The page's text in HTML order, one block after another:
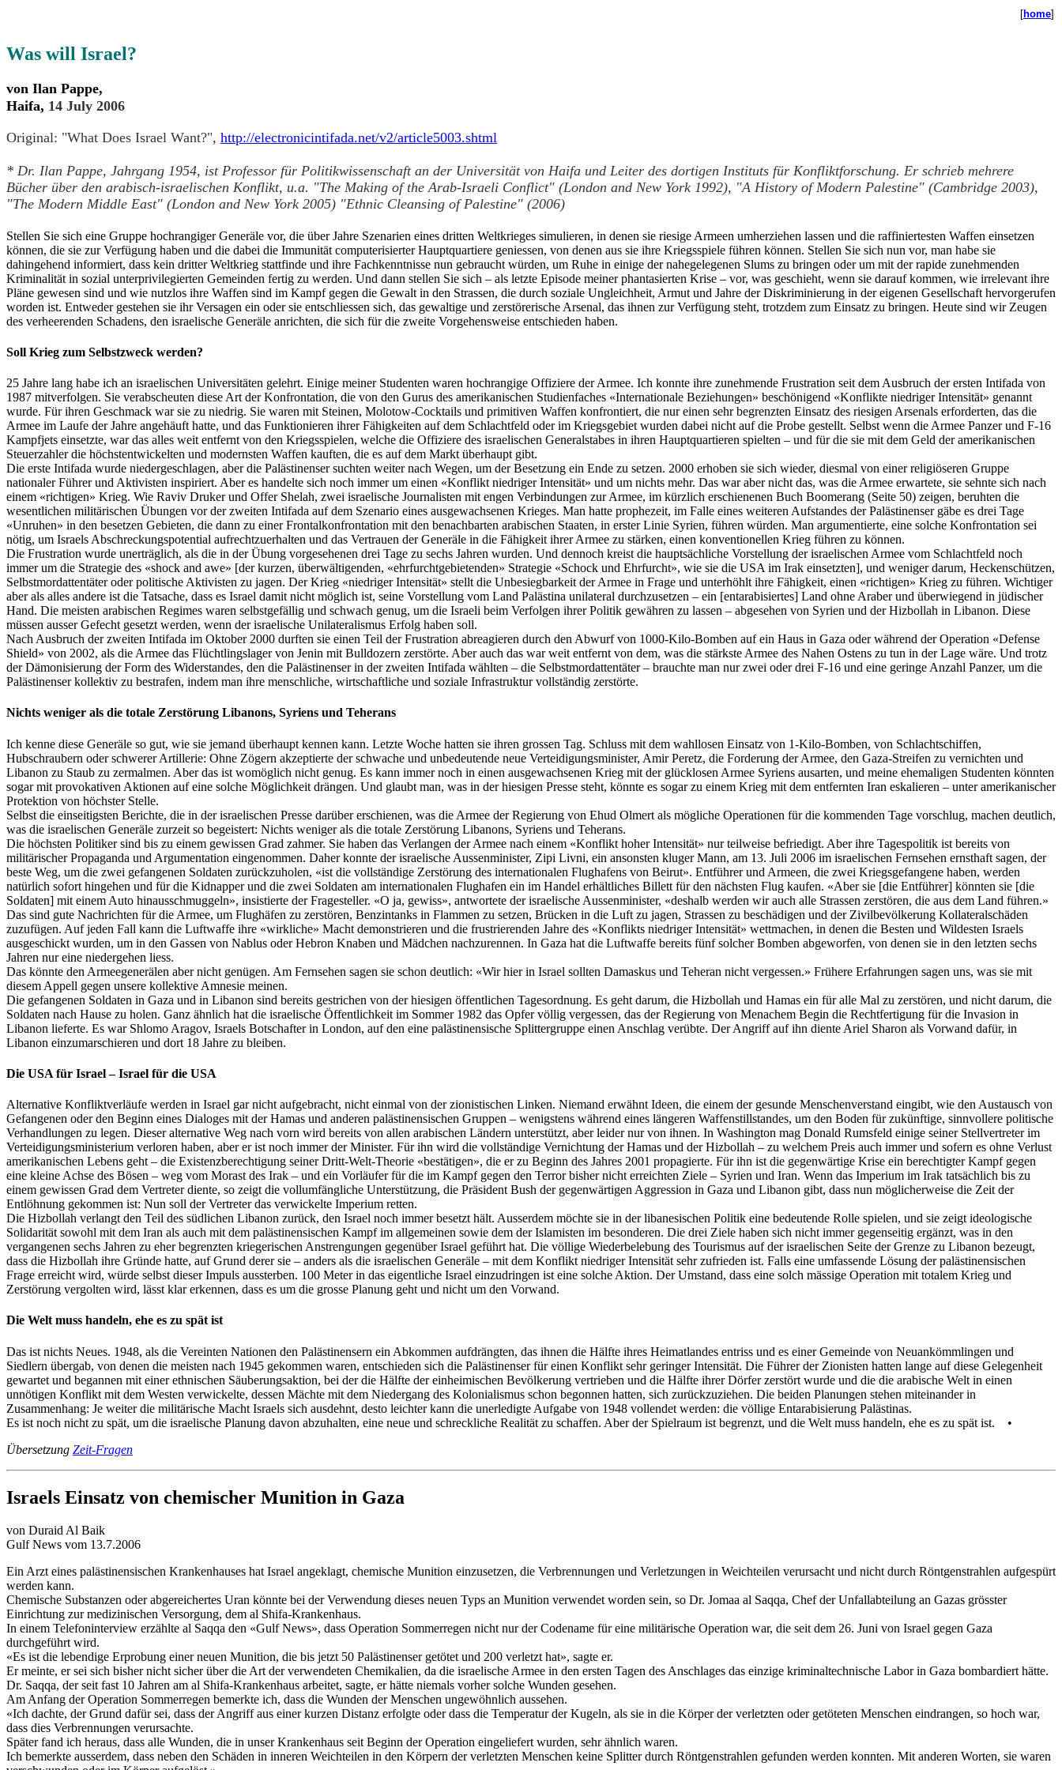
[home]
Was will Israel?
von Ilan Pappe,
Haifa, 14 July 2006
Original: "What Does Israel Want?", http://electronicintifada.net/v2/article5003.shtml
* Dr. Ilan Pappe, Jahrgang 1954, ist Professor für Politikwissenschaft an der Universität von Haifa und Leiter des dortigen Instituts für Konfliktforschung. Er schrieb mehrere
Bücher über den arabisch-israelischen Konflikt, u.a. "The Making of the Arab-Israeli Conflict" (London and New York 1992), "A History of Modern Palestine" (Cambridge 2003),
"The Modern Middle East" (London and New York 2005) "Ethnic Cleansing of Palestine" (2006)
Stellen Sie sich eine Gruppe hochrangiger Generäle vor, die über Jahre Szenarien eines dritten Weltkrieges simulieren, in denen sie riesige Armeen umherziehen lassen und die raffiniertesten Waffen einsetzen
können, die sie zur Verfügung haben und die dabei die Immunität computerisierter Hauptquartiere geniessen, von denen aus sie ihre Kriegsspiele führen können. Stellen Sie sich nun vor, man habe sie
dahingehend informiert, dass kein dritter Weltkrieg stattfinde und ihre Fachkenntnisse nun gebraucht würden, um Ruhe in einige dernahegelegenen Slums zu bringen oder um mit der rapide zunehmenden
Kriminalität in sozial unterprivilegierten Gemeinden fertig zu werden. Und dann stellen Sie sich – als letzte Episode meiner phantasierten Krise – vor, was geschieht, wenn sie darauf kommen, wie irrelevant ihre
Pläne gewesen sind und wie nutzlos ihre Waffen sind im Kampf gegen die Gewalt in den Strassen, die durch soziale Ungleichheit, Armut und Jahre der Diskriminierung in der eigenen Gesellschaft hervorgerufen
worden ist. Entweder gestehen sie ihr Versagen ein oder sie entschliessen sich, das gewaltige und zerstörerische Arsenal, das ihnen zur Verfügung steht, trotzdem zum Einsatz zu bringen. Heute sind wir Zeugen
des verheerenden Schadens, den israelische Generäle anrichten, die sich für die zweite Vorgehensweise entschieden haben.
Soll Krieg zum Selbstzweck werden?
25 Jahre lang habe ich an israelischen Universitäten gelehrt. Einige meiner Studenten waren hochrangige Offiziere der Armee. Ich konnte ihre zunehmende Frustration seit dem Ausbruch der ersten Intifada von
1987 mitverfolgen. Sie verabscheuten diese Art der Konfrontation, die von den Gurus des amerikanischen Studienfaches «Internationale Beziehungen» beschönigend «Konflikte niedriger Intensität» genannt
wurde. Für ihren Geschmack war sie zu niedrig. Sie waren mit Steinen, Molotow-Cocktails und primitiven Waffen konfrontiert, die nur einen sehr begrenzten Einsatz des riesigen Arsenals erforderten, das die
Armee im Laufe der Jahre angehäuft hatte, und das Funktionieren ihrer Fähigkeiten auf dem Schlachtfeld oder im Kriegsgebiet wurden dabei nicht auf die Probe gestellt. Selbst wenn die Armee Panzer und F-16
Kampfjets einsetzte, war das alles weit entfernt von den Kriegsspielen, welche die Offiziere des israelischen Generalstabes in ihren Hauptquartieren spielten – und für die sie mit dem Geld der amerikanischen
Steuerzahler die höchstentwickelten und modernsten Waffen kauften, die es auf dem Markt überhaupt gibt.
Die erste Intifada wurde niedergeschlagen, aber die Palästinenser suchten weiter nach Wegen, um der Besetzung ein Ende zu setzen. 2000 erhoben sie sich wieder, diesmal von einer religiöseren Gruppe
nationaler Führer und Aktivisten inspiriert. Aber es handelte sich noch immer um einen «Konflikt niedriger Intensität» und um nichts mehr. Das war aber nicht das, was die Armee erwartete, sie sehnte sich nach
einem «richtigen» Krieg. Wie Raviv Drukerund Offer Shelah, zwei israelische Journalisten mit engen Verbindungen zur Armee, im kürzlich erschienenen Buch Boomerang (Seite 50) zeigen, beruhten die
wesentlichen militärischen Übungen vor der zweiten Intifada auf dem Szenario eines ausgewachsenen Krieges. Man hatte prophezeit, im Falle eines weiteren Aufstandes der Palästinenser gäbe es drei Tage
«Unruhen» in den besetzen Gebieten, die dann zu einer Frontalkonfrontation mit den benachbarten arabischen Staaten, in erster Linie Syrien, führen würden. Man argumentierte, eine solche Konfrontation sei
nötig, um Israels Abschreckungspotential aufrechtzuerhalten und das Vertrauen der Generäle in die Fähigkeit ihrer Armee zu stärken, einen konventionellen Krieg führen zu können.
Die Frustration wurde unerträglich, als die in der Übung vorgesehenen drei Tage zu sechs Jahren wurden. Und dennoch kreist die hauptsächliche Vorstellung der israelischen Armee vom Schlachtfeld noch
immer um die Strategie des «shock and awe» [der kurzen, überwältigenden, «ehrfurchtgebietenden» Strategie «Schock und Ehrfurcht», wie sie die USA im Irak einsetzten], und weniger darum, Heckenschützen,
Selbstmordattentäter oder politische Aktivisten zu jagen. Der Krieg «niedriger Intensität» stellt die Unbesiegbarkeit der Armee in Frage und unterhöhlt ihre Fähigkeit, einen «richtigen» Krieg zu führen. Wichtiger
aber als alles andere ist die Tatsache, dass es Israel damit nicht möglich ist, seine Vorstellung vom Land Palästina unilateral durchzusetzen – ein [entarabisiertes] Land ohne Araber und überwiegend in jüdischer
Hand. Die meisten arabischen Regimes waren selbstgefällig und schwach genug, um die Israeli beim Verfolgen ihrer Politik gewähren zu lassen – abgesehen von Syrien und derHizbollah in Libanon. Diese
müssen ausserGefecht gesetzt werden, wenn der israelische Unilateralismus Erfolg haben soll.
Nach Ausbruch der zweiten Intifada im Oktober 2000 durften sie einen Teil der Frustration abreagieren durch den Abwurf von 1000-Kilo-Bomben auf ein Haus in Gaza oder während der Operation «Defense
Shield» von 2002, als die Armee das Flüchtlingslager von Jenin mit Bulldozern zerstörte. Aber auch das war weit entfernt von dem, was die stärkste Armee des Nahen Ostens zu tun in der Lage wäre. Und trotz
der Dämonisierung der Form des Widerstandes, den die Palästinenser in der zweiten Intifada wählten – die Selbstmord­attentäter – brauchte man nur zwei oder drei F-16 und eine geringe Anzahl Panzer, um die
Palästinenser kollektiv zu bestrafen, indem man ihre menschliche, wirtschaftliche und soziale Infrastruktur vollständig zerstörte.
Nichts weniger als die totale Zerstörung Libanons, Syriens und Teherans
Ich kenne diese Generäle so gut, wie sie jemand überhaupt kennen kann. Letzte Woche hatten sie ihren grossen Tag. Schluss mit dem wahllosen Einsatz von 1-Kilo-Bomben, von Schlachtschiffen,
Hubschraubern oder schwerer Artillerie: Ohne Zögern akzeptierte der schwache und unbedeutende neue Verteidigungsminister, AmirPeretz, die Forderung der Armee, den Gaza-Streifen zu vernichten und
Libanon zu Staub zu zermalmen. Aber das ist womöglich nicht genug. Es kann immer noch in einen ausgewachsenen Krieg mit der glücklosen Armee Syriens ausarten, und meine ehemaligen Studenten könnten
sogar mit provokativen Aktionen auf eine solche Möglichkeit drängen. Und glaubt man, was in der hiesigen Presse steht, könnte es sogar zu einem Krieg mit dem entfernten Iran eskalieren – unter amerikanischer
Protektion von höchster Stelle.
Selbst die einseitigsten Berichte, die in der israelischen Presse darüber erschienen, was die Armee der Regierung von Ehud Olmert als mögliche Operationen für die kommenden Tage vorschlug, machen deutlich,
was die israelischen Generäle zurzeit so begeistert: Nichts weniger als die totale Zerstörung Libanons, Syriens und Teherans.
Die höchsten Politiker sind bis zu einem gewissen Grad zahmer. Sie haben das Verlangen der Armee nach einem «Konflikt hoher Intensität» nur teilweise befriedigt. Aber ihre Tagespolitik ist bereits von
militärischer Propaganda und Argumentation eingenommen. Daher konnte der israelische Aussenminister, Zipi Livni, ein ansonsten kluger Mann, am 13. Juli 2006 im israelischen Fernsehen ernsthaft sagen, der
beste Weg, um die zwei gefangenen Soldaten zurückzuholen, «ist die vollständige Zerstörung des internationalen Flughafens von Beirut». Entführer und Armeen, die zwei Kriegsgefangene haben, werden
natürlich sofort hingehen und für die Kidnapper und die zwei Soldaten am internationalen Flughafen ein im Handel erhältliches Billett für den nächsten Flug kaufen. «Aber sie [die Entführer] könnten sie [die
Soldaten] mit einem Auto hinausschmuggeln», insistierte der Fragesteller. «O ja, gewiss», antwortete der israelische Aussenminister, «deshalb werden wir auch alle Strassen zerstören, die aus dem Land führen.»
Das sind gute Nachrichten für die Armee, um Flughäfen zu zerstören, Benzintanks in Flammen zu setzen, Brücken in die Luft zu jagen, Strassen zu beschädigen und der Zivilbevölkerung Kollateralschäden
zuzufügen. Auf jeden Fall kann die Luftwaffe ihre «wirkliche» Macht demonstrieren und die frustrierenden Jahre des «Konflikts niedriger Intensität» wettmachen, in denen die Besten und Wildesten Israels
ausgeschickt wurden, um in den Gassen von Nablus oder Hebron Knaben und Mädchen nachzurennen. In Gaza hat die Luftwaffe bereits fünf solcher Bomben abgeworfen, von denen sie in den letzten sechs
Jahren nur eine niedergehen liess.
Das könnte den Armeegenerälen aber nicht genügen. Am Fernsehen sagen sie schon deutlich: «Wir hier in Israel sollten Damaskus und Teheran nicht vergessen.» Frühere Erfahrungen sagen uns, was sie mit
diesem Appell gegen unsere kollektive Amnesie meinen.
Die gefangenen Soldaten in Gaza und in Liba­non sind bereits gestrichen von der hiesigen öffentlichen Tagesordnung. Es geht darum, die Hizbollah und Hamas ein für alle Mal zu zerstören, und nicht darum, die
Soldaten nach Hause zu holen. Ganz ähnlich hat die israelische Öffentlichkeit im Sommer 1982 das Opfer völlig vergessen, das der Regierung von Menachem Begin die Rechtfertigung für die Invasion in
Libanon lieferte. Es war Shlomo Aragov, Israels Botschafter in London, auf den eine palästinensische Splittergruppe einen Anschlag verübte. Der Angriff auf ihn diente Ariel Sharon als Vorwand dafür, in
Libanon einzumarschieren und dort 18 Jahre zu bleiben.
Die USA für Israel – Israel für die USA
Alternative Konfliktverläufe werden in Israel gar nicht aufgebracht, nicht einmal von der zionistischen Linken. Niemand erwähnt Ideen, die einem der gesunde Menschenverstand eingibt, wie den Austausch von
Gefangenen oder den Beginn eines Dialoges mit der Hamas und anderen palästinensischen Gruppen – wenigstens während eines längeren Waffenstillstandes, um den Boden für zukünftige, sinnvollere politische
Verhandlungen zu legen. Dieser alternative Weg nach vorn wird bereits von allen arabischen Ländern unterstützt, aber leider nur von ihnen. In Washington mag Donald Rumsfeld einige seiner Stellvertreter im
Verteidigungsministerium verloren haben, aber er ist noch immer der Minister. Für ihn wird die vollständige Vernichtung der Hamas und derHizbollah – zu welchem Preis auch immer und sofern es ohne Verlust
amerikanischen Lebens geht – die Existenzberechtigung seiner Dritt-Welt-Theorie «bestätigen», die er zu Beginn des Jahres 2001 propagierte. Für ihn ist die gegenwärtige Krise ein berechtigter Kampf gegen
eine kleine Achse des Bösen – weg vom Morast des Irak – und ein Vorläufer für die im Kampf gegen den Terror bisher nicht erreichten Ziele – Syrien und Iran. Wenn das Imperium im Irak tatsächlich bis zu
einem gewissen Grad dem Vertreter diente, so zeigt die vollumfängliche Unterstützung, die Präsident Bush der gegenwärtigen Aggression in Gaza und Libanon gibt, dass nun möglicherweise die Zeit der
Entlöhnung gekommen ist: Nun soll der Vertreter das verwickelte Imperium retten.
Die Hizbollah verlangt den Teil des südlichen Libanon zurück, den Israel noch immer besetzt hält. Ausserdem möchte sie in der libanesischen Politik eine bedeutende Rolle spielen, und sie zeigt ideologische
Solidarität sowohl mit dem Iran als auch mit dem palästinensischen Kampf im allgemeinen sowie dem derIslamisten im besonderen. Die drei Ziele haben sich nicht immer gegenseitig ergänzt, was in den
vergangenen sechs Jahren zu eher begrenzten kriegerischen Anstrengungen gegenüber Israel geführt hat. Die völlige Wiederbelebung des Tourismus auf der israelischen Seite der Grenze zu Libanon bezeugt,
dass die Hizbollah ihre Gründe hatte, auf Grund derer sie – anders als die israelischen Generäle – mit dem Konflikt niedriger Intensität sehr zufrieden ist. Falls eine umfassende Lösung der palästinensischen
Frage erreicht wird, würde selbst dieser Impuls aussterben. 100 Meter in das eigentliche Israel einzudringen ist eine solche Aktion. Der Umstand, dass eine solch mässige Operation mit totalem Krieg und
Zerstörung vergolten wird, lässt klar erkennen, dass es um die grosse Planung geht und nicht um den Vorwand.
Die Welt muss handeln, ehe es zu spät ist
Das ist nichts Neues. 1948, als die Vereinten Nationen den Palästinensern ein Abkommen aufdrängten, das ihnen die Hälfte ihres Heimatlandes entriss und es einer Gemeinde von Neuankömmlingen und
Siedlern übergab, von denen die meisten nach 1945 gekommen waren, entschieden sich die Palästinenser für einen Konflikt sehr geringer Intensität. Die Führer der Zionisten hatten lange auf diese Gelegenheit
gewartet und begannen mit einer ethnischen Säuberungsaktion, bei der die Hälfte der einheimischen Bevölkerung vertrieben und die Hälfte ihrer Dörfer zerstört wurde und die die arabische Welt in einen
unnötigen Konflikt mit dem Westen verwickelte, dessen Mächte mit dem Niedergang des Kolonialismus schon begonnen hatten, sich zurückzuziehen. Die beiden Planungen stehen miteinander in
Zusammenhang: Je weiter die militärische Macht Israels sich ausdehnt, desto leichter kann die unerledigte Aufgabe von 1948 vollendet werden: die völlige Ent­arabisierung Palästinas.
Es ist noch nicht zu spät, um die israelische Planung davon abzuhalten, eine neue und schreckliche Realität zu schaffen. Aber der Spielraum ist begrenzt, und die Welt muss handeln, ehe es zu spät ist. •
Übersetzung Zeit-Fragen
Israels Einsatz von chemischer Munition in Gaza
von Duraid Al Baik
Gulf News vom 13.7.2006
Ein Arzt eines palästinensischen Krankenhauses hat Israel angeklagt, chemische Munition einzusetzen, die Verbrennungen und Verletzungen in Weichteilen verursacht und nicht durch Röntgenstrahlen aufgespürt
werden kann.
Chemische Substanzen oder abgereichertes Uran könnte bei der Verwendung dieses neuen Typs an Munition verwendet worden sein, so Dr. Jomaa al Saqqa, Chef der Unfallabteilung an Gazas grösster
Einrichtung zur medizinischen Versorgung, dem al Shifa-Krankenhaus.
In einem Telefoninterview erzählte al Saqqa den «Gulf News», dass Operation Sommerregen nicht nur der Codename für eine militärische Operation war, die seit dem 26. Juni von Israel gegen Gaza
durchgeführt wird.
«Es ist die lebendige Erprobung einer neuen Munition, die bis jetzt 50 Palästinenser getötet und 200 verletzt hat», sagte er.
Er meinte, er sei sich bisher nicht sicher über die Art der verwendeten Chemikalien, da die israelische Armee in den ersten Tagen des Anschlages das einzige kriminaltechnische Labor in Gaza bombardiert hätte.
Dr. Saqqa, der seit fast 10 Jahren am al Shifa-Krankenhaus arbeitet, sagte, er hätte niemals vorher solche Wunden gesehen.
Am Anfang der Operation Sommerregen bemerkte ich, dass die Wunden der Menschen ungewöhnlich aussehen.
«Ich dachte, der Grund dafür sei, dass der Angriff aus einer kurzen Distanz erfolgte oder dass die Temperatur der Kugeln, als sie in die Körper der verletzten oder getöteten Menschen eindrangen, so hoch war,
dass dies Verbrennungen verursachte.
Später fand ich heraus, dass alle Wunden, die in unser Krankenhaus seit Beginn der Operation eingeliefert wurden, sehr ähnlich waren.
Ich bemerkte ausserdem, dass neben den Schäden in inneren Weichteilen in den Körpern der verletzten Menschen keine Splitter durch Röntgenstrahlen gefunden werden konnten. Mit anderen Worten, sie waren